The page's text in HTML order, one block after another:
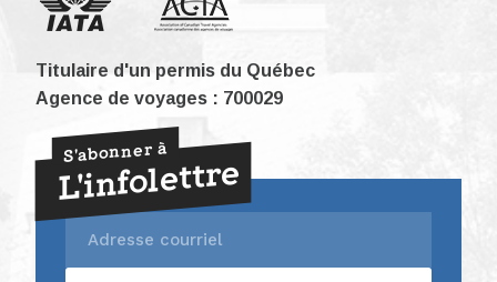
Titulaire d'un permis du Québec
Agence de voyages : 700029
S'abonner à
L'infolettre